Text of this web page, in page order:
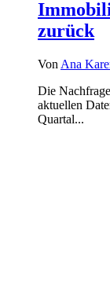
zurück
Von Ana
Die
aktuellen
Quartal...